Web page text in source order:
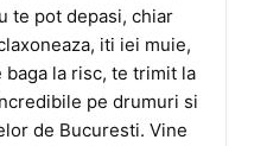
te pot depasi, chiar
iti iei muie,
la risc, te trimit la
pe drumuri si
de Bucuresti. Vine